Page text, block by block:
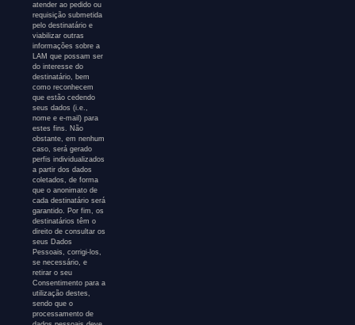
atender ao pedido ou
requisição submetida
pelo destinatário e
viabilizar outras
informações sobre a
LAM que possam ser
do interesse do
destinatário, bem
como reconhecem
que estão cedendo
seus dados (i.e.,
nome e e-mail) para
estes fins. Não
obstante, em nenhum
caso, será gerado
perfis individualizados
a partir dos dados
coletados, de forma
que o anonimato de
cada destinatário será
garantido. Por fim, os
destinatários têm o
direito de consultar os
seus Dados
Pessoais, corrigi-los,
se necessário, e
retirar o seu
Consentimento para a
utilização destes,
sendo que o
processamento de